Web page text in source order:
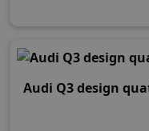
Audi Q3 design